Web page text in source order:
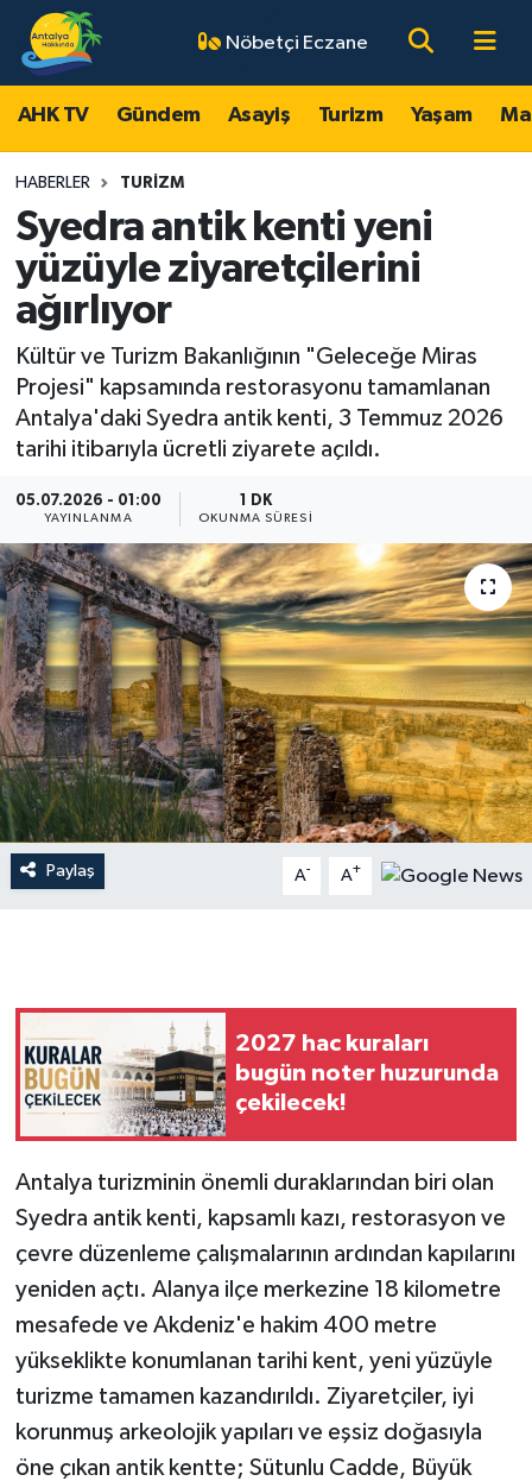
Nöbetçi Eczane
AHK TV Gündem Asayiş Turizm Yaşam
HABERLER TURIZM
Syedra antik kenti yeni
yüzüyle ziyaretçilerini
ağırlıyor
Kültür ve Turizm Bakanlığının "Geleceğe Miras
Projesi" kapsamında restorasyonu tamamlanan
Antalya'daki Syedra antik kenti, 3 Temmuz 2026
tarihi itibarıyla ücretli ziyarete açıldı.
05.07.2026 - 01:00
YAYINLANMA
1 DK
OKUNMA SÜRESI
Paylaş A- A+
2027 hac kuraları
bugün noter huzurunda
çekilecek!
Antalya turizminin önemli duraklarından biri olan
Syedra antik kenti, kapsamlı kazı, restorasyon ve
çevre düzenleme çalışmalarının ardından kapılarını
yeniden açtı. Alanya ilçe merkezine 18 kilometre
mesafede ve Akdeniz'e hakim 400 metre
yükseklikte konumlanan tarihi kent, yeni yüzüyle
turizme tamamen kazandırıldı. Ziyaretçiler, iyi
korunmuş arkeolojik yapıları ve eşsiz doğasıyla
öne çıkan antik kentte; Sütunlu Cadde, Büyük
AHK TV
Gündem
Asayiş
Turizm
Yaşam
Magazin
Ekonomi
Spor
Dünya
Resmi Reklamlar
Antalya Nöbetçi Eczaneler
Antalya Hava Durumu
Antalya Namaz Vakitleri
Antalya Trafik Yoğunluk Haritası
Süper Lig Puan Durumu ve Fikstür
Tüm Manşetler
Son Dakika Haberleri
Haber Arşivi